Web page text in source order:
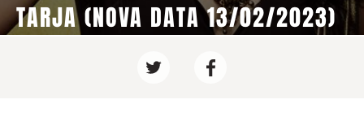
TARJA (NOVA DATA 13/02/2023)